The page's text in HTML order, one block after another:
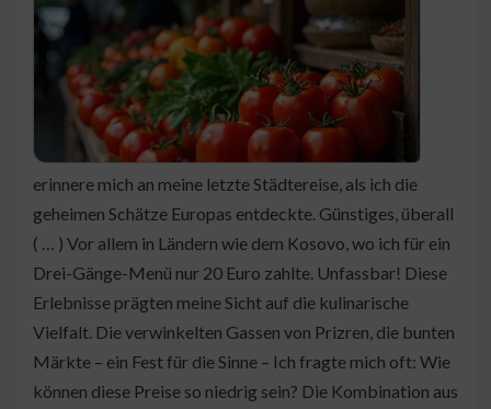
erinnere mich an meine letzte Städtereise, als ich die
geheimen Schätze Europas entdeckte. Günstiges, überall
( … ) Vor allem in Ländern wie dem Kosovo, wo ich für ein
Drei-Gänge-Menü nur 20 Euro zahlte. Unfassbar! Diese
Erlebnisse prägten meine Sicht auf die kulinarische
Vielfalt. Die verwinkelten Gassen von Prizren, die bunten
Märkte – ein Fest für die Sinne – Ich fragte mich oft: Wie
können diese Preise so niedrig sein? Die Kombination aus